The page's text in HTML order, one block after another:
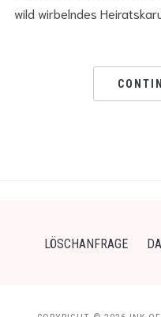
wild wirbelndes
LÖSCHANFRAGE